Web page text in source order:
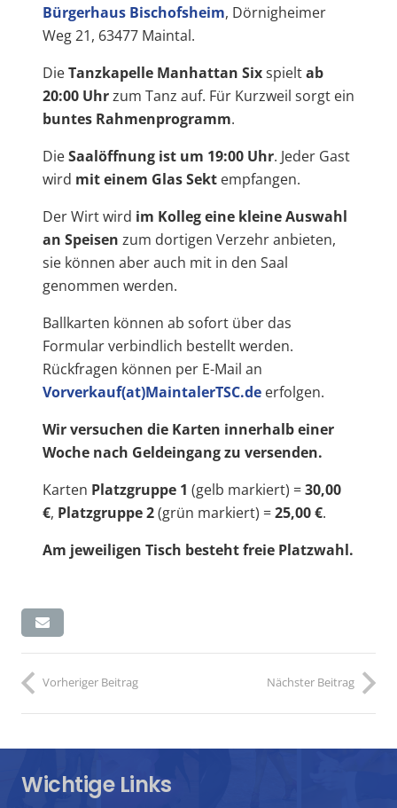
Bürgerhaus Bischofsheim, Dörnigheimer
Weg 21, 63477 Maintal.
DieTanzkapelle Manhattan Sixspieltab
20:00 Uhrzum Tanz auf. Für Kurzweil sorgt ein
buntes Rahmenprogramm.
DieSaalöffnung ist um 19:00 Uhr. Jeder Gast
wird mit einem Glas Sekt empfangen.
Der Wirt wird im Kolleg eine kleine Auswahl
an Speisen zum dortigen Verzehr anbieten,
sie können aber auch mit in den Saal
genommen werden.
Ballkarten können ab sofort über das
Formular verbindlich bestellt werden.
Rückfragen können per E-Mail an
Vorverkauf(at)MaintalerTSC.de erfolgen.
Wir versuchen die Karten innerhalb einer
Woche nach Geldeingang zu versenden.
Karten Platzgruppe 1 (gelb markiert) =30,00
€, Platzgruppe 2(grün markiert) =25,00 €.
Am jeweiligen Tisch besteht freie Platzwahl.
Vorheriger Beitrag Nächster Beitrag
Wichtige Links